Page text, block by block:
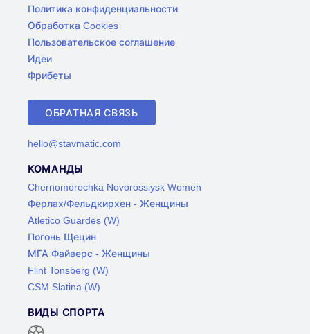
Политика конфиденциальности
Обработка Cookies
Пользовательское соглашение
Идеи
Фрибеты
ОБРАТНАЯ СВЯЗЬ
hello@stavmatic.com
КОМАНДЫ
Chernomorochka Novorossiysk Women
Ферлах/Фельдкирхен - Женщины
Atletico Guardes (W)
Погонь Щецин
МГА Файверс - Женщины
Flint Tonsberg (W)
CSM Slatina (W)
ВИДЫ СПОРТА